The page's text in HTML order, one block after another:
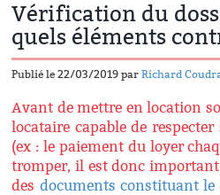
Vérification du
quels éléments
Publié le 22/03/2019 parRichard
Avant de mettre en location
locataire capable de
(ex : le paiement du loyer
tromper, il est donc important
des documents constituant le